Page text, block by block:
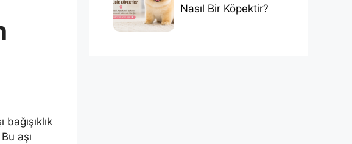
aşı
Nasıl Bir Köpektir?